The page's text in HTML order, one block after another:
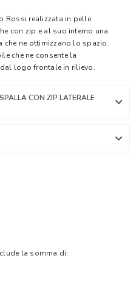
Rossi realizzata in pelle.
con zip e al suo interno una
che ne ottimizzano lo spazio.
che ne consente la
logo frontale in rilievo.
CON ZIP LATERALE
la somma di: